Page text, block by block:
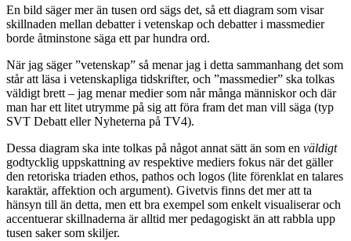
En bild säger mer än tusen ord sägs det, så ett diagram som visar
skillnaden mellan debatter i vetenskap och debatter i massmedier
borde åtminstone säga ett par hundra ord.
När jag säger ”vetenskap” så menar jag i detta sammanhang det som
står att läsa i vetenskapliga tidskrifter, och ”massmedier” ska tolkas
väldigt brett – jag menar medier som når många människor och där
man har ett litet utrymme på sig att föra fram det man vill säga (typ
SVT Debatt eller Nyheterna på TV4).
Dessa diagram ska inte tolkas på något annat sätt än som en väldigt
godtycklig uppskattning av respektive mediers fokus när det gäller
den retoriska triaden ethos, pathos och logos (lite förenklat en talares
karaktär, affektion och argument). Givetvis finns det mer att ta
hänsyn till än detta, men ett bra exempel som enkelt visualiserar och
accentuerar skillnaderna är alltid mer pedagogiskt än att rabbla upp
tusen saker som skiljer.